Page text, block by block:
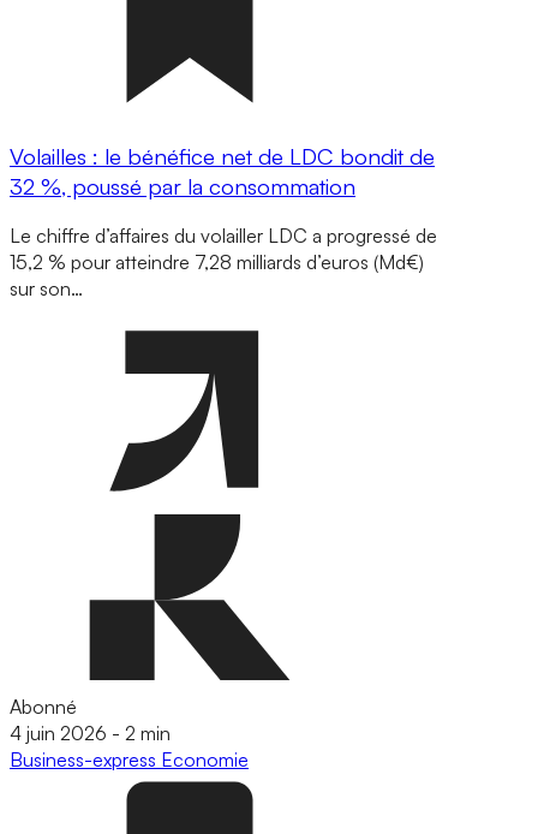
Volailles : le bénéfice net de LDC bondit de
32 %, poussé par la consommation
Le chiffre d’affaires du volailler LDC a progressé de
15,2 % pour atteindre 7,28 milliards d’euros (Md€)
sur son…
Abonné
4 juin 2026 - 2 min
Business-express Economie